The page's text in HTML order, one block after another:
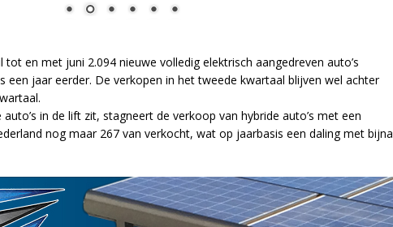
tot en met juni 2.094 nieuwe volledig elektrisch aangedreven auto’s
een jaar eerder. De verkopen in het tweede kwartaal blijven wel achter
in de lift zit, stagneert de verkoop van hybride auto’s met een
nog maar 267 van verkocht, wat op jaarbasis een daling met bijna